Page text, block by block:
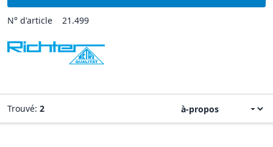
N° d'article 21.499
Trouvé: 2